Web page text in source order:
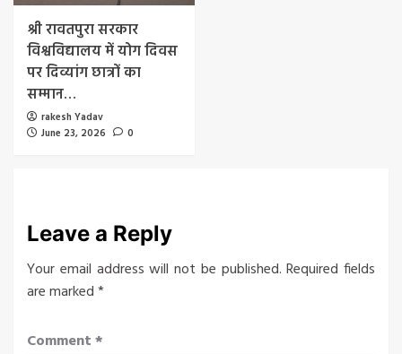
श्री रावतपुरा सरकार
विश्वविद्यालय में योग दिवस
पर दिव्यांग छात्रों का
सम्मान…
rakesh Yadav
June 23, 2026
0
Leave a Reply
Your email address will not be published. Required fields
are marked*
Comment*